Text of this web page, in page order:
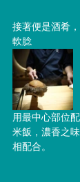
接著便是酒肴
軟腍
用最中心部位
米飯，濃香之
相配合。